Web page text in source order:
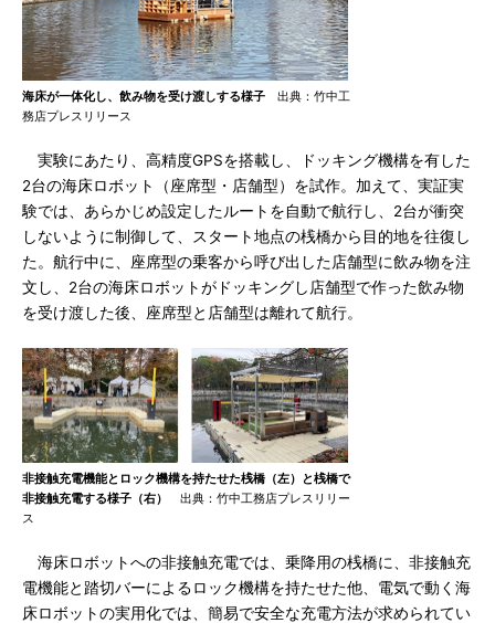
海床が一体化し、飲み物を受け渡しする様子 出典：竹中工
務店プレスリリース
実験にあたり、高精度GPSを搭載し、ドッキング機構を有した
2台の海床ロボット（座席型・店舗型）を試作。加えて、実証実
験では、あらかじめ設定したルートを自動で航行し、2台が衝突
しないように制御して、スタート地点の桟橋から目的地を往復し
た。航行中に、座席型の乗客から呼び出した店舗型に飲み物を注
文し、2台の海床ロボットがドッキングし店舗型で作った飲み物
を受け渡した後、座席型と店舗型は離れて航行。
非接触充電機能とロック機構を持たせた桟橋（左）と桟橋で
非接触充電する様子（右）
出典：竹中工務店プレスリリー
ス
海床ロボットへの非接触充電では、乗降用の桟橋に、非接触充
電機能と踏切バーによるロック機構を持たせた他、電気で動く海
床ロボットの実用化では、簡易で安全な充電方法が求められてい